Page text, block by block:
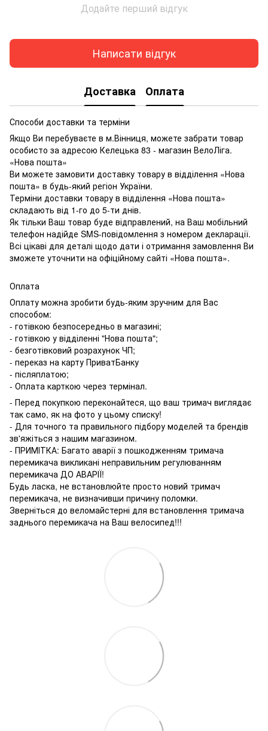
Додайте перший відгук
Написати відгук
Доставка Оплата
Способи доставки та терміни
Якщо Ви перебуваєте в м.Вінниця, можете забрати товар
особисто за адресою Келецька 83 - магазин ВелоЛіга.
«Нова пошта»
Ви можете замовити доставку товару в відділення «Нова
пошта» в будь-який регіон України.
Терміни доставки товару в відділення «Нова пошта»
складають від 1-го до 5-ти днів.
Як тільки Ваш товар буде відправлений, на Ваш мобільний
телефон надійде SMS-повідомлення з номером декларації.
Всі цікаві для деталі щодо дати і отримання замовлення Ви
зможете уточнити на офіційному сайті «Нова пошта».
Оплата
Оплату можна зробити будь-яким зручним для Вас
способом:
- готівкою безпосередньо в магазині;
- готівкою у відділенні "Нова пошта";
- безготівковий розрахунок ЧП;
- переказ на карту ПриватБанку
- післяплатою;
- Оплата карткою через термінал.
- Перед покупкою переконайтеся, що ваш тримач виглядає
так само, як на фото у цьому списку!
- Для точного та правильного підбору моделей та брендів
зв'яжіться з нашим магазином.
- ПРИМІТКА: Багато аварії з пошкодженням тримача
перемикача викликані неправильним регулюванням
перемикача ДО АВАРІЇ!
Будь ласка, не встановлюйте просто новий тримач
перемикача, не визначивши причину поломки.
Зверніться до веломайстерні для встановлення тримача
заднього перемикача на Ваш велосипед!!!